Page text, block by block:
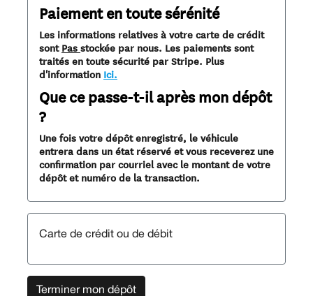
Paiement en toute sérénité
Les informations relatives à votre carte de crédit
sont Pas stockée par nous. Les paiements sont
traités en toute sécurité par Stripe. Plus
d'information Ici.
Que ce passe-t-il après mon dépôt
?
Une fois votre dépôt enregistré, le véhicule
entrera dans un état réservé et vous receverez une
confirmation par courriel avec le montant de votre
dépôt et numéro de la transaction.
Carte de crédit ou de débit
Terminer mon dépôt